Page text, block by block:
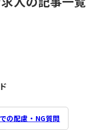
の配慮・NG質問